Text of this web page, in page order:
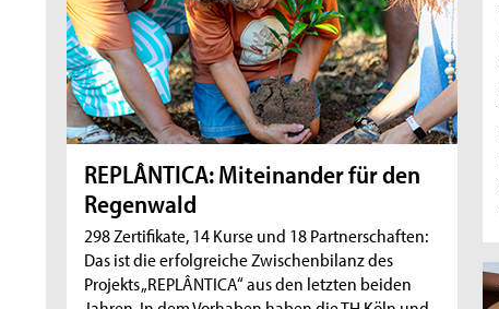
REPLÂNTICA: Miteinander für den
Regenwald
298 Zertifikate, 14 Kurse und 18 Partnerschaften:
Das ist die erfolgreiche Zwischenbilanz des
Projekts „REPLÂNTICA“ aus den letzten beiden